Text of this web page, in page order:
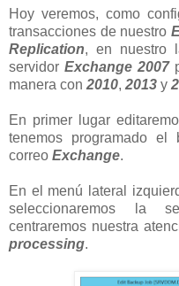
Hoy veremos, como
transacciones de nuestro
Replication, en nuestro
servidor Exchange 2007
manera con 2010, 2013 y
En primer lugar
tenemos programado
correo Exchange.
En el menú lateral
seleccionaremos la
centraremos nuestra
processing.